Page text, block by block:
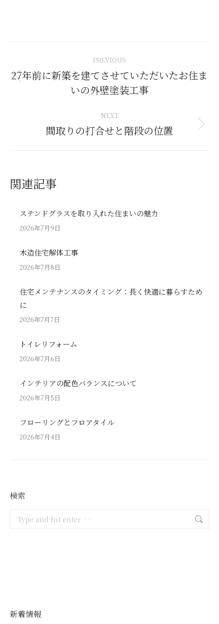
navigation
PREVIOUS
Previous
post:
27年前に新築を建てさせていただいたお住ま
いの外壁塗装工事
NEXT
Next
間取りの打合せと階段の位置
関連記事
ステンドグラスを取り入れた住まいの魅力
2026年7月9日
木造住宅解体工事
2026年7月8日
住宅メンテナンスのタイミング：長く快適に暮らすため
に
2026年7月7日
トイレリフォーム
2026年7月6日
インテリアの配色バランスについて
2026年7月5日
フローリングとフロアタイル
2026年7月4日
検索
新着情報